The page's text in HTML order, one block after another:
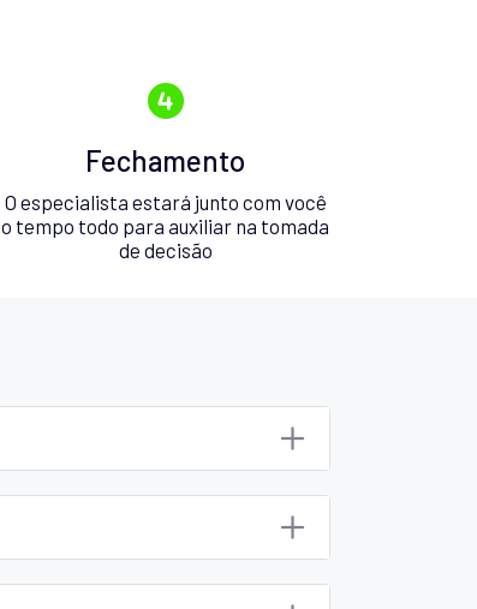
Fechamento
O especialista estará junto com você
o tempo todo para auxiliar na tomada
de decisão